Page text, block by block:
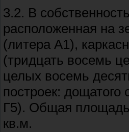
3.2. В
расположенная на
(литера А1),
(тридцать восемь
целых восемь
построек:
Г5). Общая
кв.м.